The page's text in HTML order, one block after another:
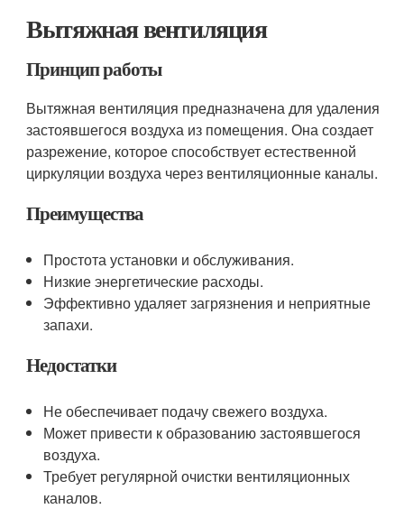
Вытяжная вентиляция
Принцип работы
Вытяжная вентиляция предназначена для удаления
застоявшегося воздуха из помещения. Она создает
разрежение, которое способствует естественной
циркуляции воздуха через вентиляционные каналы.
Преимущества
Простота установки и обслуживания.
Низкие энергетические расходы.
Эффективно удаляет загрязнения и неприятные
запахи.
Недостатки
Не обеспечивает подачу свежего воздуха.
Может привести к образованию застоявшегося
воздуха.
Требует регулярной очистки вентиляционных
каналов.